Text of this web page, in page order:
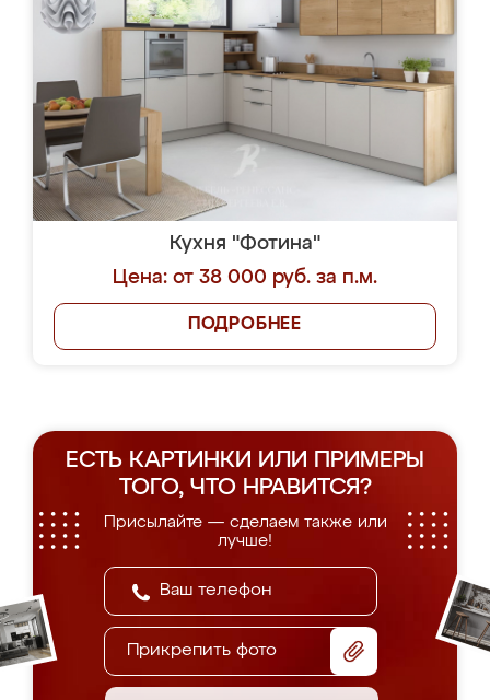
Кухня "Фотина"
Цена: от 38 000 руб. за п.м.
ПОДРОБНЕЕ
ЕСТЬ КАРТИНКИ ИЛИ ПРИМЕРЫ
ТОГО, ЧТО НРАВИТСЯ?
Присылайте — сделаем также или
лучше!
Прикрепить фото